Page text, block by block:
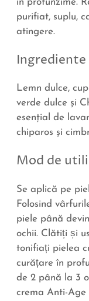
purifiat, suplu,
atingere.
Ingrediente
Lemn dulce,
verde dulce şi
esenţial de
chiparos şi
Mod de
Se aplică pe
Folosind
piele până
ochii. Clătiți și
tonifiați pielea
curățare în
de 2 până la 3
crema Anti-Age